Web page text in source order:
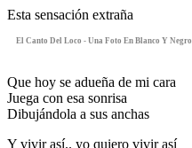
Esta sensación extraña
El Canto Del Loco - Una Foto En Blanco Y Negro
Que hoy se adueña de mi cara
Juega con esa sonrisa
Dibujándola a sus anchas
Y vivir así.. yo quiero vivir así